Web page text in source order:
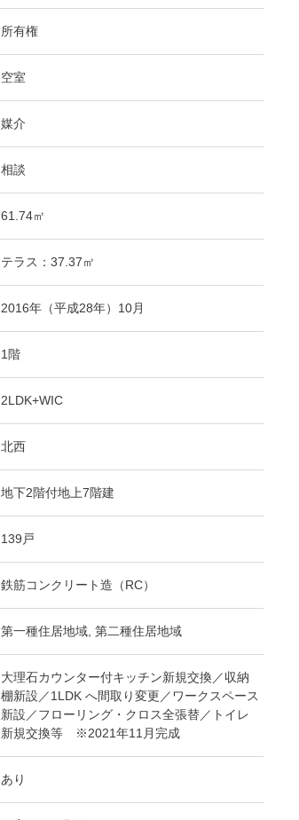
所有権
空室
媒介
相談
61.74㎡
テラス：37.37㎡
2016年（平成28年）10月
1階
2LDK+WIC
北西
地下2階付地上7階建
139戸
鉄筋コンクリート造（RC）
第一種住居地域, 第二種住居地域
大理石カウンター付キッチン新規交換／収納
棚新設／1LDK へ間取り変更／ワークスペース
新設／フローリング・クロス全張替／トイレ
新規交換等 ※2021年11月完成
あり